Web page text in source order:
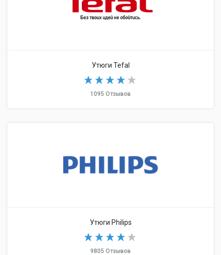
Утюги Tefal
1095 Отзывов
Утюги Philips
9805 Отзывов